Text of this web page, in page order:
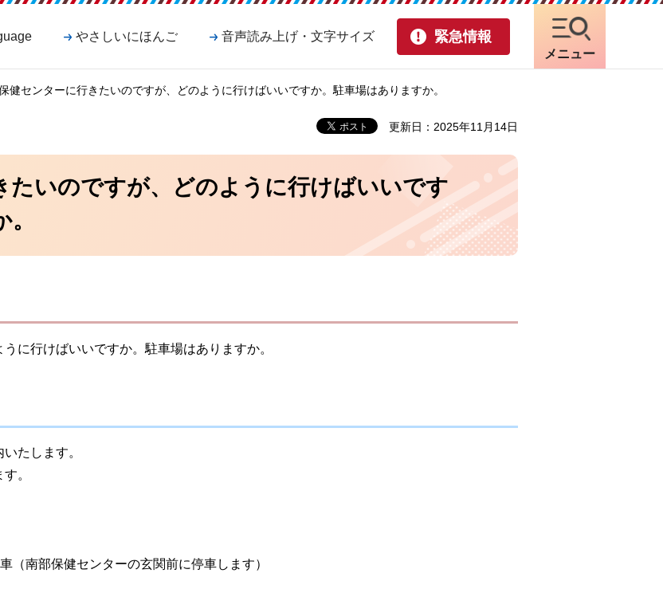
やさしいにほんご 音声読み上げ・文字サイズ 緊急情報
メニュー
健センターに行きたいのですが、どのように行けばいいですか。駐車場はありますか。
更新日：2025年11月14日
たいのですが、どのように行けばいいです
に行けばいいですか。駐車場はありますか。
たします。
。
（南部保健センターの玄関前に停車します）